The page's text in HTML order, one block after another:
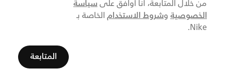
من خلال المتابعة، أنا أوافق علىسياسة
الخصوصية وشروط الاستخدام الخاصة بـ
Nike.
المتابعة